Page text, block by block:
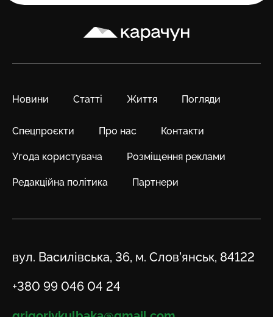
Карачун
Новини Статті Життя Погляди
Спецпроєкти Про нас Контакти
Угода користувача Розміщення реклами
Редакційна політика Партнери
Адреса
вул. Василівська, 36, м. Слов’янськ, 84122
Телефон
+380 99 046 04 24